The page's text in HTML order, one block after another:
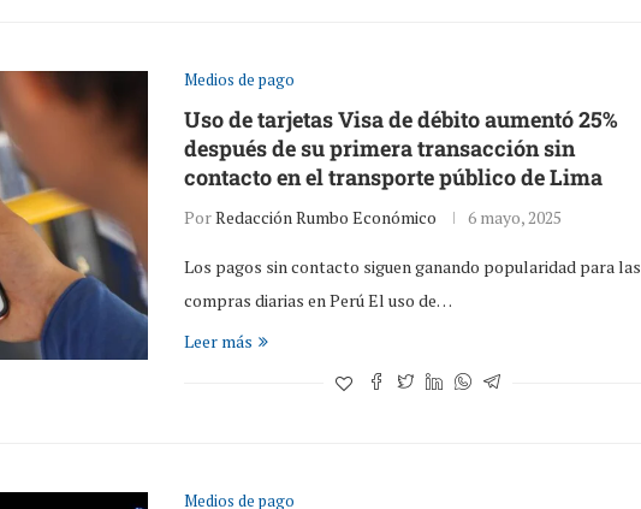
Medios de pago
Uso de tarjetas Visa de débito aumentó 25%
después de su primera transacción sin
contacto en el transporte público de Lima
PorRedacción Rumbo Económico 6 mayo, 2025
Los pagos sin contacto siguen ganando popularidad para las
compras diarias en Perú El uso de…
Leer más
Medios de pago